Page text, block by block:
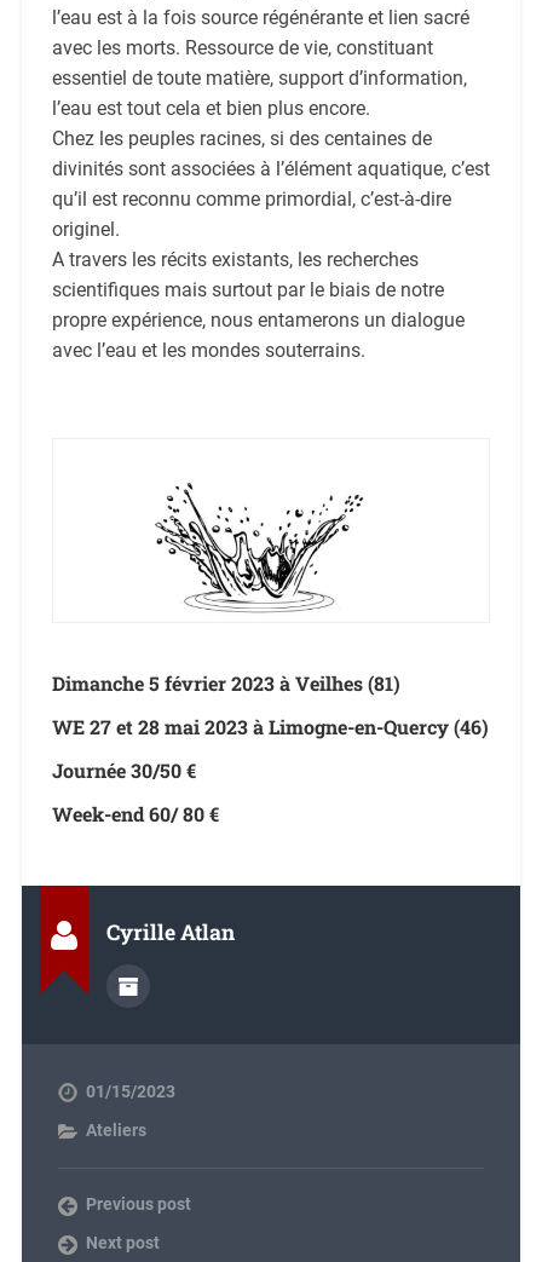
l’eau est à la fois source régénérante et lien sacré
avec les morts. Ressource de vie, constituant
essentiel de toute matière, support d’information,
l’eau est tout cela et bien plus encore.
Chez les peuples racines, si des centaines de
divinités sont associées à l’élément aquatique, c’est
qu’il est reconnu comme primordial, c’est-à-dire
originel.
A travers les récits existants, les recherches
scientifiques mais surtout par le biais de notre
propre expérience, nous entamerons un dialogue
avec l’eau et les mondes souterrains.
Dimanche 5 février 2023 à Veilhes (81)
WE 27 et 28 mai 2023 à Limogne-en-Quercy (46)
Journée 30/50 €
Week-end 60/ 80 €
Cyrille Atlan
01/15/2023
Ateliers
Previous post
Next post